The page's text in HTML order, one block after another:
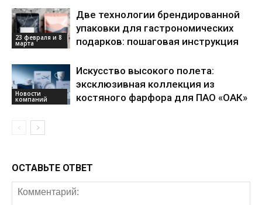
23 февраля и 8
марта
Две технологии брендированной
упаковки для гастрономических
подарков: пошаговая инструкция
Новости
компаний
Искусство высокого полета:
эксклюзивная коллекция из
костяного фарфора для ПАО «ОАК»
ОСТАВЬТЕ ОТВЕТ